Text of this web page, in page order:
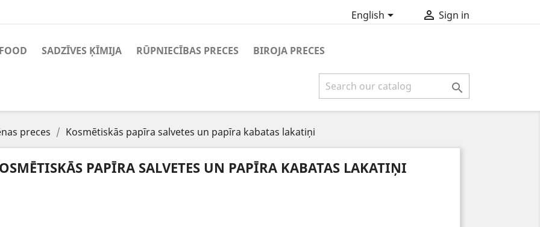
English  Sign in
FOOD SADZĪVES ĶĪMIJA RŪPNIECĪBAS PRECES BIROJA PRECES

preces Kosmētiskās papīra salvetes un papīra kabatas lakatiņi
PAPĪRA SALVETES UN PAPĪRA KABATAS LAKATIŅI